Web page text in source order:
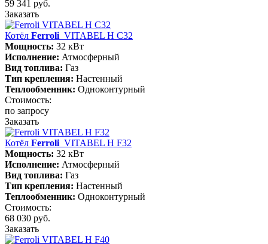
59 341 руб.
Заказать
Котёл Ferroli VITABEL H С32
Мощность: 32 кВт
Исполнение: Атмосферный
Вид топлива: Газ
Тип крепления: Настенный
Теплообменник: Одноконтурный
Стоимость:
по запросу
Заказать
Котёл Ferroli VITABEL H F32
Мощность: 32 кВт
Исполнение: Атмосферный
Вид топлива: Газ
Тип крепления: Настенный
Теплообменник: Одноконтурный
Стоимость:
68 030 руб.
Заказать